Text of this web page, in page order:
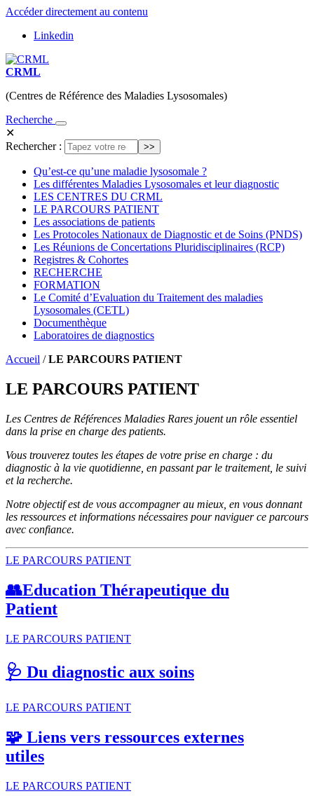
Accéder directement au contenu
Linkedin
CRML
(Centres de Référence des Maladies Lysosomales)
Recherche
✕
Rechercher :
Qu’est-ce qu’une maladie lysosomale ?
Les différentes Maladies Lysosomales et leur diagnostic
LES CENTRES DU CRML
LE PARCOURS PATIENT
Les associations de patients
Les Protocoles Nationaux de Diagnostic et de Soins (PNDS)
Les Réunions de Concertations Pluridisciplinaires (RCP)
Registres & Cohortes
RECHERCHE
FORMATION
Le Comité d’Evaluation du Traitement des maladies
Lysosomales (CETL)
Documenthèque
Laboratoires de diagnostics
Accueil /LE PARCOURS PATIENT
LE PARCOURS PATIENT
Les Centres de Références Maladies Rares jouent un rôle essentiel
dans la prise en charge des patients.
Vous trouverez toutes les étapes de votre prise en charge : du
diagnostic à la vie quotidienne, en passant par le traitement, le suivi
et la recherche.
Notre objectif est de vous accompagner au mieux, en vous donnant
les ressources et informations nécessaires pour naviguer ce parcours
avec confiance.
LE PARCOURS PATIENT
👥Education Thérapeutique du
Patient
LE PARCOURS PATIENT
🩺 Du diagnostic aux soins
LE PARCOURS PATIENT
🧩 Liens vers ressources externes
utiles
LE PARCOURS PATIENT